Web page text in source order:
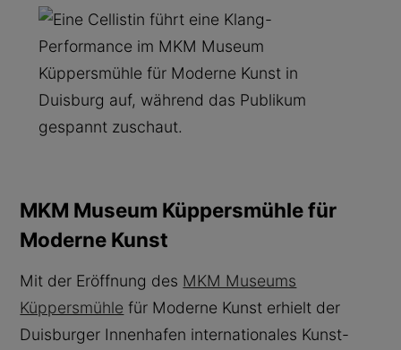
MKM Museum Küppersmühle für
Moderne Kunst
Mit der Eröffnung des MKM Museums
Küppersmühle für Moderne Kunst erhielt der
Duisburger Innenhafen internationales Kunst-